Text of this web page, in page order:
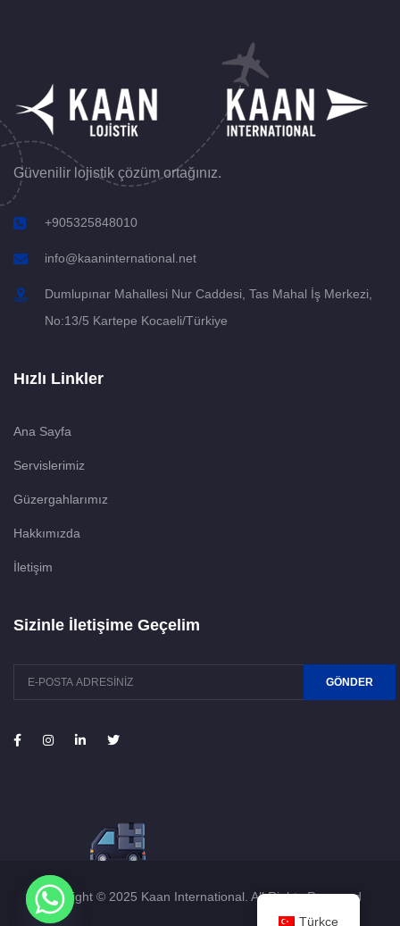
Güvenilir lojistik çözüm ortağınız.
+905325848010
info@kaaninternational.net
Dumlupınar Mahallesi Nur Caddesi, Tas Mahal İş Merkezi,
No:13/5 Kartepe Kocaeli/Türkiye
Hızlı Linkler
Ana Sayfa
Servislerimiz
Güzergahlarımız
Hakkımızda
İletişim
Sizinle İletişime Geçelim
GÖNDER
Copyright © 2025 Kaan International. All Rights Reserved
Türkçe